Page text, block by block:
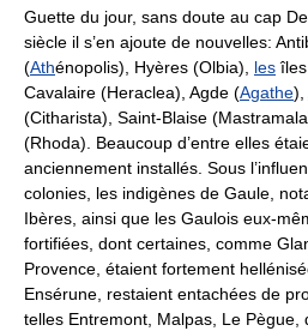
Guette du jour, sans doute au cap
siècle il s’en ajoute de nouvelles:
(Athénopolis), Hyères (Olbia), lesîles
Cavalaire (Heraclea), Agde (Agathe),
(Citharista), Saint-Blaise
(Rhoda). Beaucoup d’entre elles
anciennement installés. Sous
colonies, les indigènes de Gaule,
Ibères, ainsi que les Gaulois eux-
fortifiées, dont certaines, comme
Provence, étaient fortement
Ensérune, restaient entachées de
telles Entremont, Malpas, Le Pègue,